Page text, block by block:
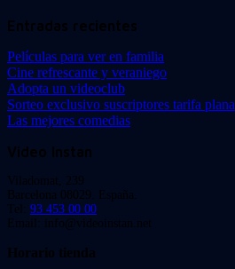
Entradas recientes
Películas para ver en familia
Cine refrescante y veraniego
Adopta un videoclub
Sorteo exclusivo suscriptores tarifa plana
Las mejores comedias
Video Instan
Viladomat, 239
Barcelona 08029. España.
Tel: 93 453 00 00
Email: info@videoinstan.net
Horario tienda